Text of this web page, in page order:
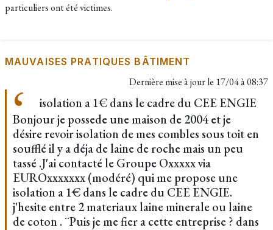
particuliers ont été victimes.
MAUVAISES PRATIQUES BÂTIMENT
Dernière mise à jour le 17/04 à 08:37
isolation a 1€ dans le cadre du CEE ENGIE
Bonjour je possede une maison de 2004 et je
désire revoir isolation de mes combles sous toit en
soufflé il y a déja de laine de roche mais un peu
tassé .J'ai contacté le Groupe Oxxxxx via
EUROxxxxxxx (modéré) qui me propose une
isolation a 1€ dans le cadre du CEE ENGIE.
j'hesite entre 2 materiaux laine minerale ou laine
de coton . ¨Puis je me fier a cette entreprise ? dans